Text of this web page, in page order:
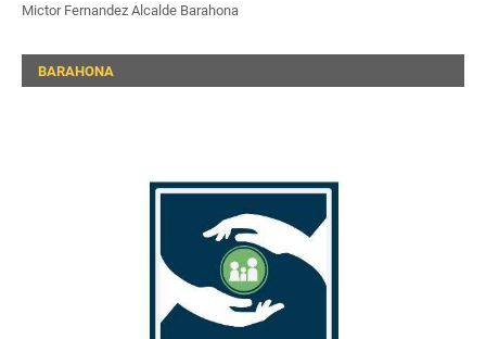
Mictor Fernandez Alcalde Barahona
BARAHONA